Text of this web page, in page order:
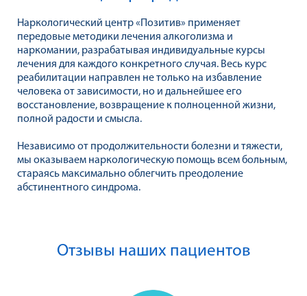
Наркологический центр «Позитив» применяет
передовые методики лечения алкоголизма и
наркомании, разрабатывая индивидуальные курсы
лечения для каждого конкретного случая. Весь курс
реабилитации направлен не только на избавление
человека от зависимости, но и дальнейшее его
восстановление, возвращение к полноценной жизни,
полной радости и смысла.
Независимо от продолжительности болезни и тяжести,
мы оказываем наркологическую помощь всем больным,
стараясь максимально облегчить преодоление
абстинентного синдрома.
Отзывы наших пациентов